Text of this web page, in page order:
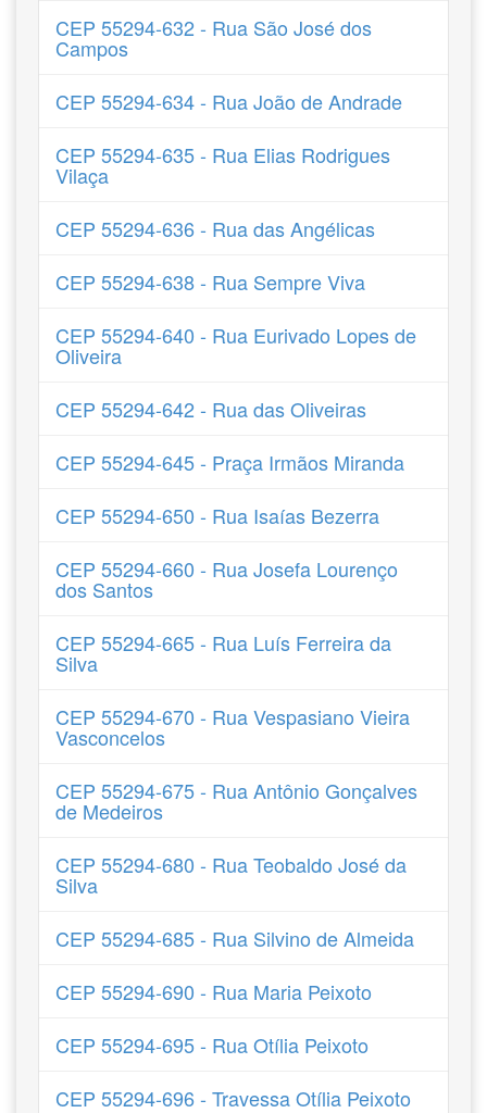
CEP 55294-632 - Rua São José dos
Campos
CEP 55294-634 - Rua João de Andrade
CEP 55294-635 - Rua Elias Rodrigues
Vilaça
CEP 55294-636 - Rua das Angélicas
CEP 55294-638 - Rua Sempre Viva
CEP 55294-640 - Rua Eurivado Lopes de
Oliveira
CEP 55294-642 - Rua das Oliveiras
CEP 55294-645 - Praça Irmãos Miranda
CEP 55294-650 - Rua Isaías Bezerra
CEP 55294-660 - Rua Josefa Lourenço
dos Santos
CEP 55294-665 - Rua Luís Ferreira da
Silva
CEP 55294-670 - Rua Vespasiano Vieira
Vasconcelos
CEP 55294-675 - Rua Antônio Gonçalves
de Medeiros
CEP 55294-680 - Rua Teobaldo José da
Silva
CEP 55294-685 - Rua Silvino de Almeida
CEP 55294-690 - Rua Maria Peixoto
CEP 55294-695 - Rua Otília Peixoto
CEP 55294-696 - Travessa Otília Peixoto